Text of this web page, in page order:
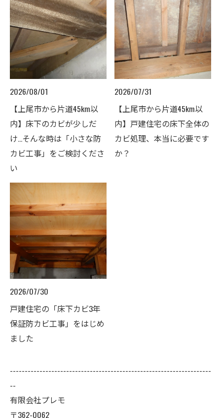
2026/08/01
【上尾市から片道45km以
内】床下のカビが少しだ
け…そんな時は「小さな防
カビ工事」をご検討くださ
い
2026/07/31
【上尾市から片道45km以
内】戸建住宅の床下全体の
カビ処理、本当に必要です
か？
2026/07/30
戸建住宅の「床下カビ3年
保証防カビ工事」をはじめ
ました
--------------------------------------------------------------------
--
有限会社プレモ
〒362-0062